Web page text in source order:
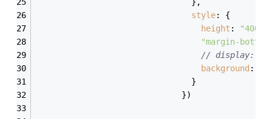
style: {
height :
"margin-
//
background :
                                }
                              })